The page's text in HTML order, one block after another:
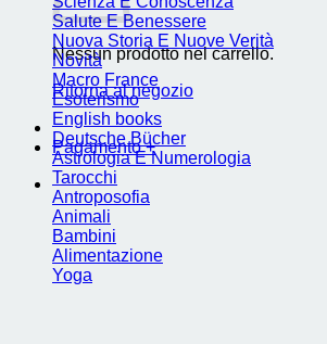
Nessun prodotto nel carrello.
Ritorna al negozio
Pagamento +
Salute E Benessere
Nuova Storia E Nuove Verità
Novità
Macro France
Esoterismo
English books
Deutsche Bücher
Astrologia E Numerologia
Tarocchi
Antroposofia
Animali
Bambini
Alimentazione
Yoga